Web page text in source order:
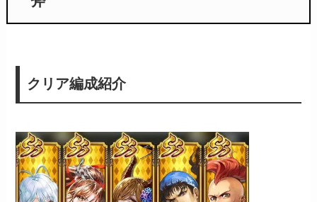
クリア編成紹介